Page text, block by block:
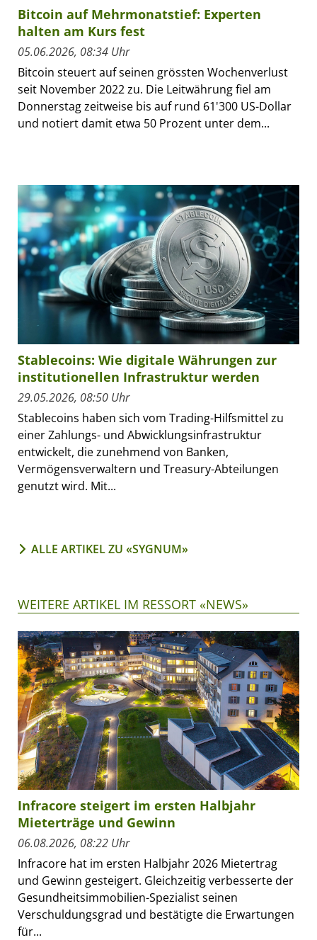
Bitcoin auf Mehrmonatstief: Experten
halten am Kurs fest
05.06.2026, 08:34 Uhr
Bitcoin steuert auf seinen grössten Wochenverlust
seit November 2022 zu. Die Leitwährung fiel am
Donnerstag zeitweise bis auf rund 61'300 US-Dollar
und notiert damit etwa 50 Prozent unter dem...
Stablecoins: Wie digitale Währungen zur
institutionellen Infrastruktur werden
29.05.2026, 08:50 Uhr
Stablecoins haben sich vom Trading-Hilfsmittel zu
einer Zahlungs- und Abwicklungsinfrastruktur
entwickelt, die zunehmend von Banken,
Vermögensverwaltern und Treasury-Abteilungen
genutzt wird. Mit...
ALLE ARTIKEL ZU «SYGNUM»
WEITERE ARTIKEL IM RESSORT «NEWS»
Infracore steigert im ersten Halbjahr
Mieterträge und Gewinn
06.08.2026, 08:22 Uhr
Infracore hat im ersten Halbjahr 2026 Mietertrag
und Gewinn gesteigert. Gleichzeitig verbesserte der
Gesundheitsimmobilien-Spezialist seinen
Verschuldungsgrad und bestätigte die Erwartungen
für...